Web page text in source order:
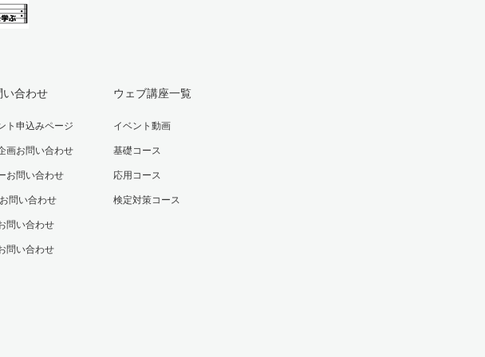
い合わせ
ト申込みページ
画お問い合わせ
お問い合わせ
問い合わせ
問い合わせ
問い合わせ
ウェブ講座一覧
イベント動画
基礎コース
応用コース
検定対策コース